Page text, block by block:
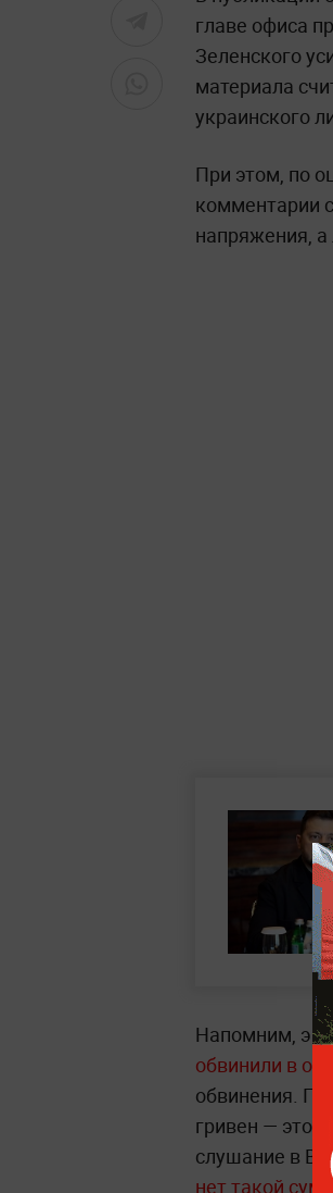
главе офиса
Зеленского
материала
украинского
При этом, по
комментарии
напряжения,
Напомним,
обвинили в
обвинения.
гривен — это
слушание в
нет такой